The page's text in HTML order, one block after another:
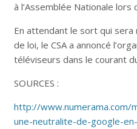
à l’Assemblée Nationale lors
En attendant le sort qui
de loi, le CSA a annoncé
téléviseurs dans le courant
SOURCES :
http://www.numerama.com/
une-neutralite-de-google-